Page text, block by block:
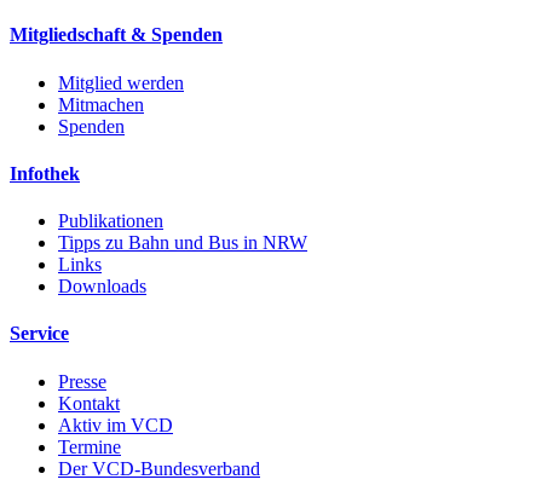
Mitgliedschaft & Spenden
Mitglied werden
Mitmachen
Spenden
Infothek
Publikationen
Tipps zu Bahn und Bus in NRW
Links
Downloads
Service
Presse
Kontakt
Aktiv im VCD
Termine
Der VCD-Bundesverband